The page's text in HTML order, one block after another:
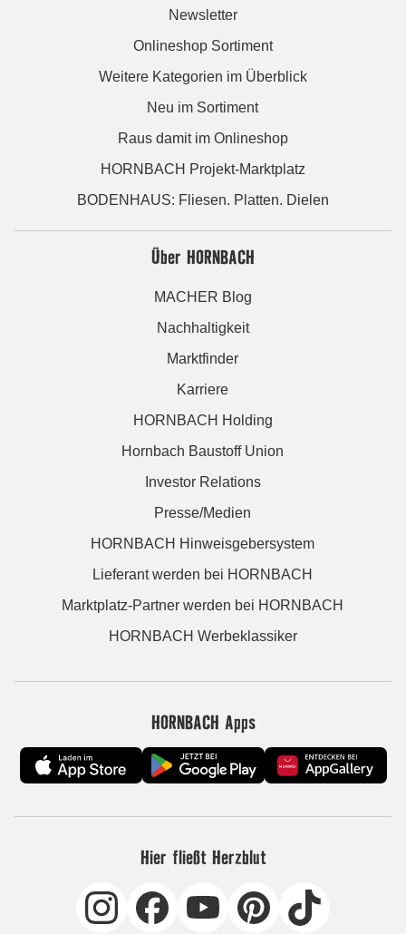
Newsletter
Onlineshop Sortiment
Weitere Kategorien im Überblick
Neu im Sortiment
Raus damit im Onlineshop
HORNBACH Projekt-Marktplatz
BODENHAUS: Fliesen. Platten. Dielen
Über HORNBACH
MACHER Blog
Nachhaltigkeit
Marktfinder
Karriere
HORNBACH Holding
Hornbach Baustoff Union
Investor Relations
Presse/Medien
HORNBACH Hinweisgebersystem
Lieferant werden bei HORNBACH
Marktplatz-Partner werden bei HORNBACH
HORNBACH Werbeklassiker
HORNBACH Apps
Hier fließt Herzblut